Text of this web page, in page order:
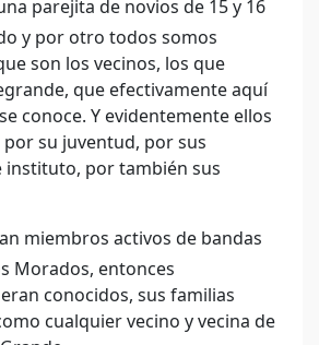
parejita de novios de 15 y 16
y por otro todos somos
son los vecinos, los que
que efectivamente aquí
conoce. Y evidentemente ellos
su juventud, por sus
instituto, por también sus
miembros activos de bandas
Morados, entonces
conocidos, sus familias
cualquier vecino y vecina de